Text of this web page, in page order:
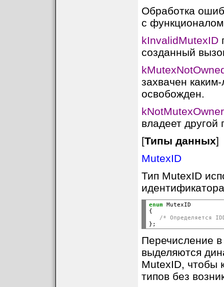
Обработка
с
kInvalidMutexID
созданный
захвачен
освобожден.
kNotMutexOwner
владеет другой
[Типы данных]
MutexID
Тип MutexID
enum MutexID
{
/* Определяется
Перечисление
выделяются
MutexID, чтобы
типов без